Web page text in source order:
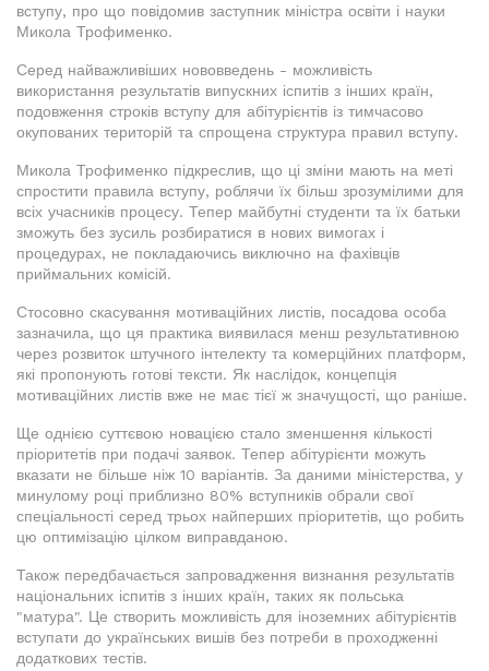
вступу, про що повідомив заступник міністра освіти і науки
Микола Трофименко.
Серед найважливіших нововведень - можливість
використання результатів випускних іспитів з інших країн,
подовження строків вступу для абітурієнтів із тимчасово
окупованих територій та спрощена структура правил вступу.
Микола Трофименко підкреслив, що ці зміни мають на меті
спростити правила вступу, роблячи їх більш зрозумілими для
всіх учасників процесу. Тепер майбутні студенти та їх батьки
зможуть без зусиль розбиратися в нових вимогах і
процедурах, не покладаючись виключно на фахівців
приймальних комісій.
Стосовно скасування мотиваційних листів, посадова особа
зазначила, що ця практика виявилася менш результативною
через розвиток штучного інтелекту та комерційних платформ,
які пропонують готові тексти. Як наслідок, концепція
мотиваційних листів вже не має тієї ж значущості, що раніше.
Ще однією суттєвою новацією стало зменшення кількості
пріоритетів при подачі заявок. Тепер абітурієнти можуть
вказати не більше ніж 10 варіантів. За даними міністерства, у
минулому році приблизно 80% вступників обрали свої
спеціальності серед трьох найперших пріоритетів, що робить
цю оптимізацію цілком виправданою.
Також передбачається запровадження визнання результатів
національних іспитів з інших країн, таких як польська
"матура". Це створить можливість для іноземних абітурієнтів
вступати до українських вишів без потреби в проходженні
додаткових тестів.